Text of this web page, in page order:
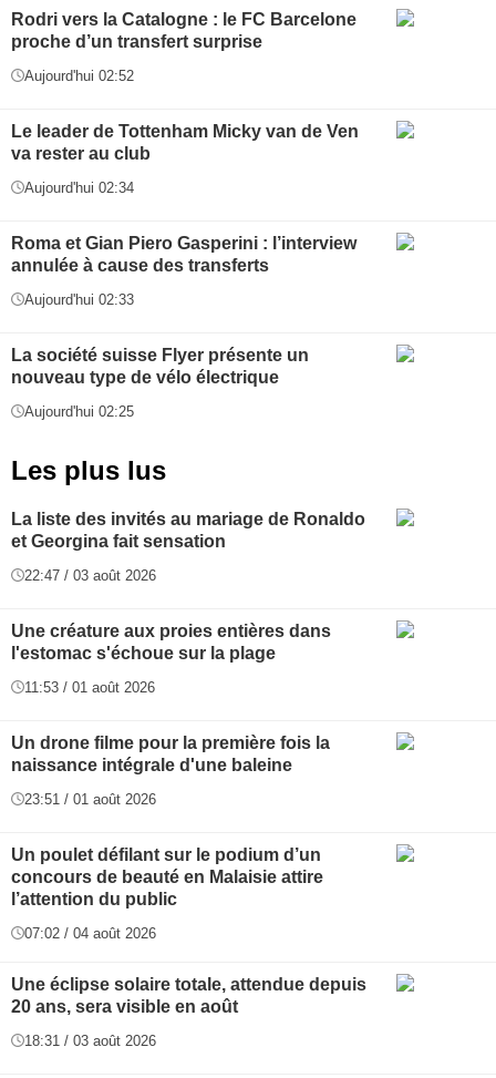
Rodri vers la Catalogne : le FC Barcelone
proche d’un transfert surprise
Aujourd'hui 02:52
Le leader de Tottenham Micky van de Ven
va rester au club
Aujourd'hui 02:34
Roma et Gian Piero Gasperini : l’interview
annulée à cause des transferts
Aujourd'hui 02:33
La société suisse Flyer présente un
nouveau type de vélo électrique
Aujourd'hui 02:25
Les plus lus
La liste des invités au mariage de Ronaldo
et Georgina fait sensation
22:47 / 03 août 2026
Une créature aux proies entières dans
l'estomac s'échoue sur la plage
11:53 / 01 août 2026
Un drone filme pour la première fois la
naissance intégrale d'une baleine
23:51 / 01 août 2026
Un poulet défilant sur le podium d’un
concours de beauté en Malaisie attire
l’attention du public
07:02 / 04 août 2026
Une éclipse solaire totale, attendue depuis
20 ans, sera visible en août
18:31 / 03 août 2026